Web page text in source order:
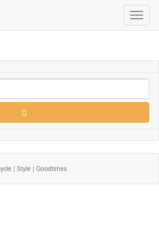
| Style | Goodtimes